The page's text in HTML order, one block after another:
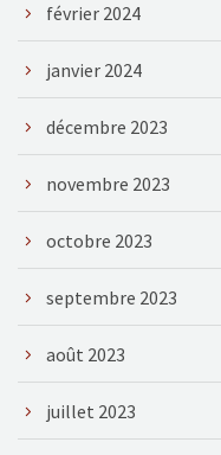
février 2024
janvier 2024
décembre 2023
novembre 2023
octobre 2023
septembre 2023
août 2023
juillet 2023